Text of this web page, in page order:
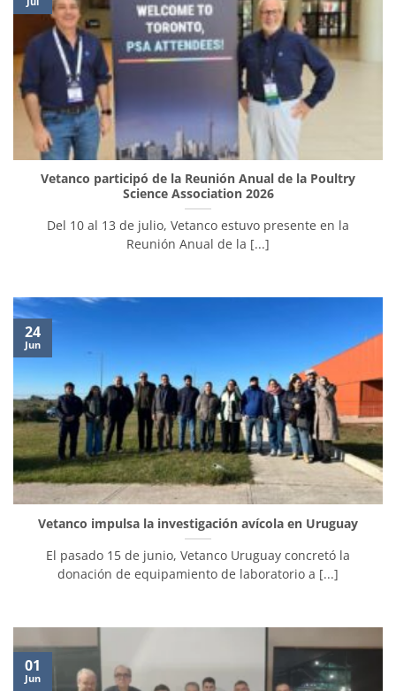
Vetanco participó de la Reunión Anual de la Poultry
Science Association 2026
Del 10 al 13 de julio, Vetanco estuvo presente en la
Reunión Anual de la [...]
Vetanco impulsa la investigación avícola en Uruguay
El pasado 15 de junio, Vetanco Uruguay concretó la
donación de equipamiento de laboratorio a [...]
24
Jun
01
Jun